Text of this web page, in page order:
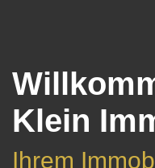
Klein
Ihrem